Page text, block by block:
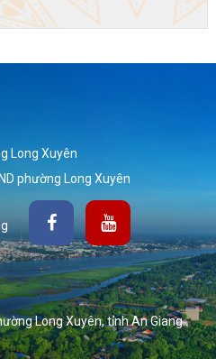
Long Xuyên
phường Long Xuyên
Long Xuyên, tỉnh An Giang.